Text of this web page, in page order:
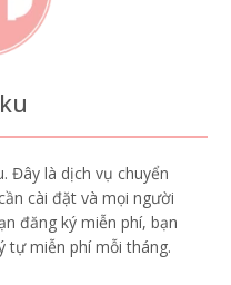
Đây là dịch vụ chuyển
cài đặt và mọi người
đăng ký miễn phí, bạn
tự miễn phí mỗi tháng.